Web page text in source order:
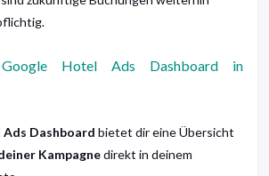
Hotel Ads Dashboard in
Dashboard bietet dir eine Übersicht
Kampagnedirekt in deinem